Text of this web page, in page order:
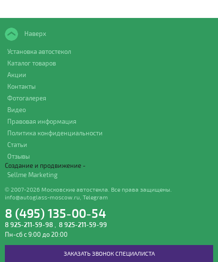
Наверх
Установка автостекол
Каталог товаров
Акции
Контакты
Фотогалерея
Видео
Правовая информация
Политика конфиденциальности
Статьи
Отзывы
Создание и продвижение -
Sellme Marketing
© 2007-2026 Московские автостекла. Все права защищены.
info@autoglass-moscow.ru Telegram
8 (495) 135-00-54
8 925-211-59-98
8 925-211-59-99
Пн-сб с 9:00 до 20:00
ЗАКАЗАТЬ ЗВОНОК СПЕЦИАЛИСТА